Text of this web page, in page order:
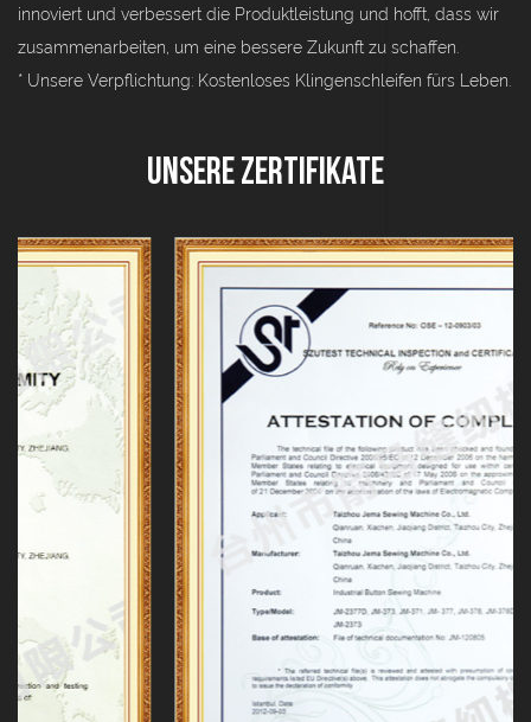
innoviert und verbessert die Produktleistung und hofft, dass wir
zusammenarbeiten, um eine bessere Zukunft zu schaffen.
* Unsere Verpflichtung: Kostenloses Klingenschleifen fürs Leben.
Unsere Zertifikate